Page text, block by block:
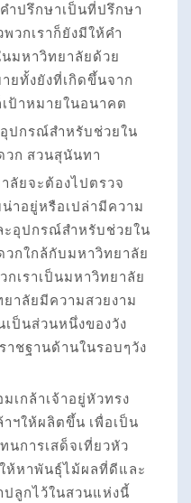
ำปรึกษาเป็นที่ปรึกษา
วกเราก็ยังมีให้คำ
มหาวิทยาลัยด้วย
ยทั้งยังที่เกิดขึ้นจาก
ป้าหมายในอนาคต
ปกรณ์สำหรับช่วยใน
วก สวนสุนันทา
ลัยจะต้องไปตรวจ
าอยู่หรือเปล่ามีความ
ะอุปกรณ์สำหรับช่วยใน
กใกล้กับมหาวิทยาลัย
กเราเป็นมหาวิทยาลัย
าลัยมีความสวยงาม
ป็นส่วนหนึ่งของวัง
าชฐานด้านในรอบๆวัง
เกล้าเจ้าอยู่หัวทรง
ฯให้ผลิตขึ้น เพื่อเป็น
การเสด็จเที่ยวหัว
ห้หาพันธุ์ไม้ผลที่ดีและ
ลูกไว้ในสวนแห่งนี้